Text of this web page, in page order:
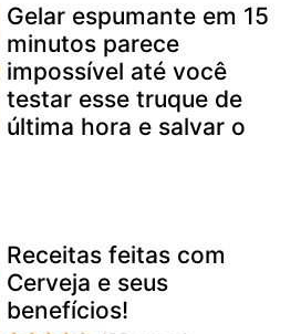
Gelar espumante em 15
minutos parece
impossível até você
testar esse truque de
última hora e salvar o
Receitas feitas com
Cerveja e seus
benefícios!